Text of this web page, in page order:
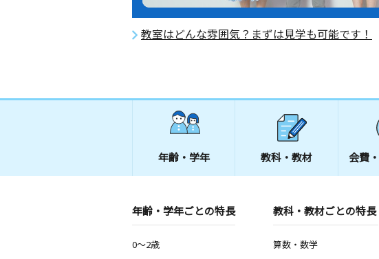
教室はどんな雰囲気？まずは見学も可能です！
年齢・学年 教科・教材 会費・
年齢・学年ごとの特長
0～2歳
教科・教材ごとの特長
算数・数学